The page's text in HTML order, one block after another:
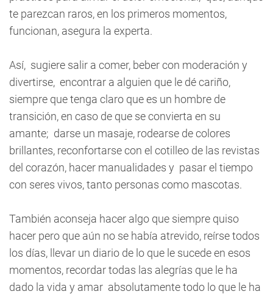
te parezcan raros, en los primeros momentos,
funcionan, asegura la experta.
Así, sugiere salir a comer, beber con moderación y
divertirse, encontrar a alguien que le dé cariño,
siempre que tenga claro que es un hombre de
transición, en caso de que se convierta en su
amante; darse un masaje, rodearse de colores
brillantes, reconfortarse con el cotilleo de las revistas
del corazón, hacer manualidades y pasar el tiempo
con seres vivos, tanto personas como mascotas.
También aconseja hacer algo que siempre quiso
hacer pero que aún no se había atrevido, reírse todos
los días, llevar un diario de lo que le sucede en esos
momentos, recordar todas las alegrías que le ha
dado la vida y amar absolutamente todo lo que le ha